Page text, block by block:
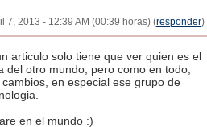
7, 2013 - 12:39 AM (00:39 horas) (responder)
articulo solo tiene que ver quien es el
del otro mundo, pero como en todo,
en especial ese grupo de
en el mundo :)